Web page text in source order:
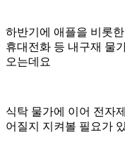
하반기에 애플을 비롯
휴대전화 등 내구재 물
오는데요
식탁 물가에 이어 전자
어질지 지켜볼 필요가